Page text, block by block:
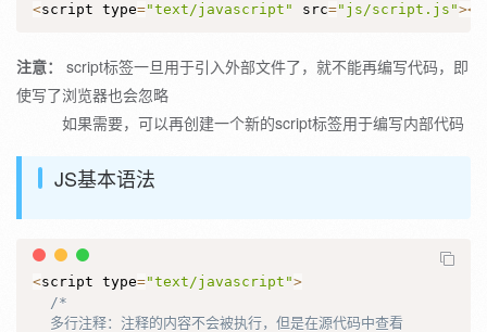
<script type="text/javascript" src="js/script.js"><
注意：
script标签一旦用于引入外部文件了，就不能再编写代码，即
使写了浏览器也会忽略
如果需要，可以再创建一个新的script标签用于编写内部代码
JS基本语法
<script type="text/javascript">
/*
  多行注释：注释的内容不会被执行，但是在源代码中查看